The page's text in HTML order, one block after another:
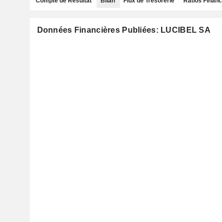
Données Financières Publiées: LUCIBEL SA